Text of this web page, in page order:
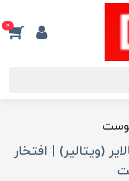
0
(ویتالیر) | افتخار